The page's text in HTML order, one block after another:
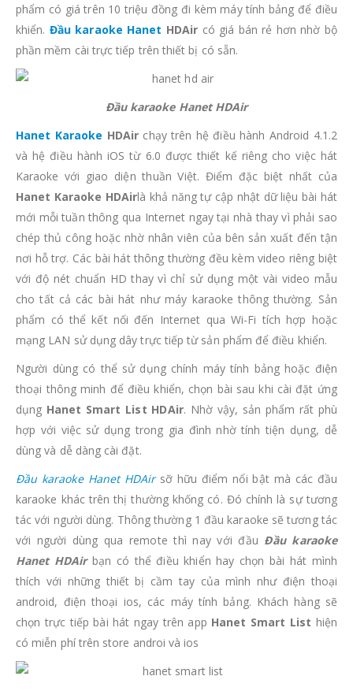
phẩm có giá trên 10 triệu đồng đi kèm máy tính bảng để điều
khiển. Đầu karaoke Hanet HDAir có giá bán rẻ hơn nhờ bộ
phần mềm cài trực tiếp trên thiết bị có sẵn.
Đầu karaoke Hanet HDAir
Hanet Karaoke HDAir chạy trên hệ điều hành Android 4.1.2
và hệ điều hành iOS từ 6.0 được thiết kế riêng cho việc hát
Karaoke với giao diện thuần Việt. Điểm đặc biệt nhất của
Hanet Karaoke HDAirlà khả năng tự cập nhật dữ liệu bài hát
mới mỗi tuần thông qua Internet ngay tại nhà thay vì phải sao
chép thủ công hoặc nhờ nhân viên của bên sản xuất đến tận
nơi hỗ trợ. Các bài hát thông thường đều kèm video riêng biệt
với độ nét chuẩn HD thay vì chỉ sử dụng một vài video mẫu
cho tất cả các bài hát như máy karaoke thông thường. Sản
phẩm có thể kết nối đến Internet qua Wi-Fi tích hợp hoặc
mạng LAN sử dụng dây trực tiếp từ sản phẩm để điều khiển.
Người dùng có thể sử dụng chính máy tính bảng hoặc điện
thoại thông minh để điều khiển, chọn bài sau khi cài đặt ứng
dụng Hanet Smart List HDAir. Nhờ vậy, sản phẩm rất phù
hợp với việc sử dụng trong gia đình nhờ tính tiện dụng, dễ
dùng và dễ dàng cài đặt.
Đầu karaoke Hanet HDAirsỡ hữu điểm nổi bật mà các đầu
karaoke khác trên thị thường khống có. Đó chính là sự tương
tác với người dùng. Thông thường 1 đầu karaoke sẽ tương tác
với người dùng qua remote thì nay với đầu Đầu karaoke
Hanet HDAir bạn có thể điều khiển hay chọn bài hát mình
thích với những thiết bị cầm tay của mình như điện thoại
android, điện thoại ios, các máy tính bảng. Khách hàng sẽ
chọn trực tiếp bài hát ngay trên app Hanet Smart List hiện
có miễn phí trên store androi và ios